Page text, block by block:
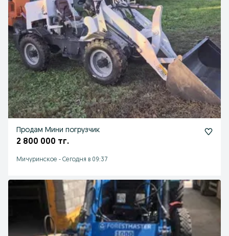
Продам Мини погрузчик
2 800 000 тг.
Мичуринское - Сегодня в 09:37